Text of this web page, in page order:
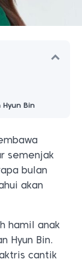
Bin
semenjak
bulan
akan
hamil anak
Hyun Bin.
cantik